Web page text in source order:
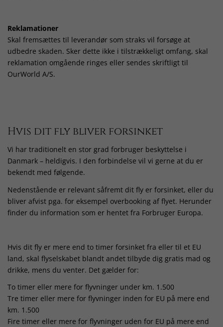
Reklamationer
Skal fremsættes til leverandør som straks vil forsøge at
udbedre skaden. Sker dette ikke i tilstrækkeligt omfang, skal
reklamation omgående ringes eller sendes skriftligt til
OurWorld A/S.
Hvis dit fly bliver forsinket
Vi har traditionelt en stor grad forbruger beskyttelse i
Danmark – heldigvis. I den forbindelse vil vi gerne at du er
bekendt med følgende.
Nedenstående er relevant såfremt dit fly er forsinket, eller du
bliver afvist pga. for eksempel overbooking af flyet. Herunder
finder du information som er hentet fra Forbruger Europa.
Hvis dit fly er mere end to timer forsinket fra eller til et EU
land, skal flyselskabet blandt andet tilbyde dig gratis mad og
drikke, mens du venter. Det gælder for:
To timer eller mere for flyvninger under km. 1.500
Tre timer eller mere for flyvninger inden for EU på mere end
km. 1.500
Fire timer eller mere for flyvninger uden for EU på mere end